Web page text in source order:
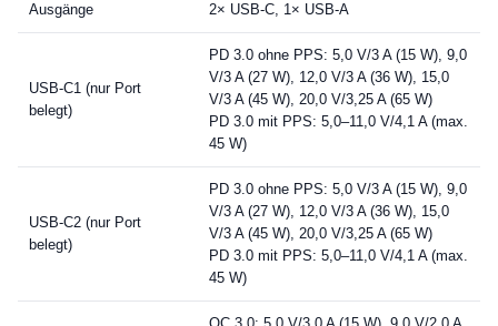
Ausgänge 2× USB-C, 1× USB-A
USB-C1 (nur Port
belegt)
PD 3.0 ohne PPS: 5,0 V/3 A (15 W), 9,0
V/3 A (27 W), 12,0 V/3 A (36 W), 15,0
V/3 A (45 W), 20,0 V/3,25 A (65 W)
PD 3.0 mit PPS: 5,0–11,0 V/4,1 A (max.
45 W)
USB-C2 (nur Port
belegt)
PD 3.0 ohne PPS: 5,0 V/3 A (15 W), 9,0
V/3 A (27 W), 12,0 V/3 A (36 W), 15,0
V/3 A (45 W), 20,0 V/3,25 A (65 W)
PD 3.0 mit PPS: 5,0–11,0 V/4,1 A (max.
45 W)